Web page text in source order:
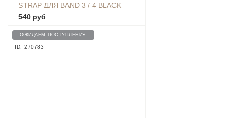
STRAP ДЛЯ BAND 3 / 4 BLACK
540 руб
ОЖИДАЕМ ПОСТУПЛЕНИЯ
ID: 270783